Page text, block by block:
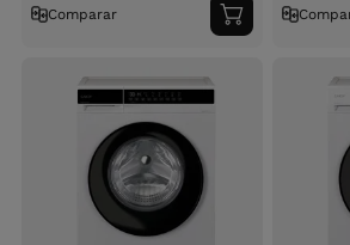
Comparar
Adicionar
ao